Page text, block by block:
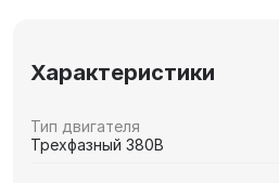
Характеристики
Тип двигателя
Трехфазный 380В